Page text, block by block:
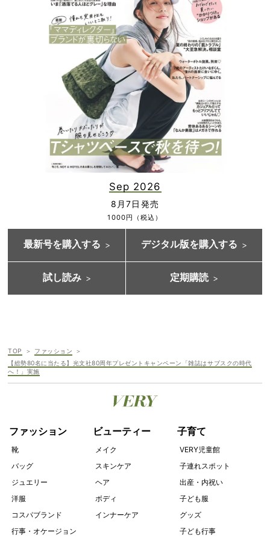
Sep 2026
8月7日発売
1000円（税込）
最新号を購入する デジタル版を購入する
試し読み 定期購読
TOP
ファッション
【総勢80名に当たる】光文社80周年プレゼントキャンペーン「雑誌はサブスクの時代
へ！」実施
ファッション
靴
バッグ
ジュエリー
洋服
コスパブランド
行事・オケージョン
ビューティー
メイク
スキンケア
ヘア
ボディ
インナーケア
子育て
VERY児童館
子連れスポット
出産・内祝い
子ども服
グッズ
子ども行事